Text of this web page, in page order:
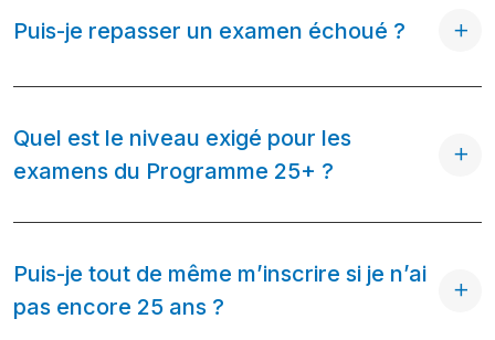
Puis-je repasser un examen échoué ?
Quel est le niveau exigé pour les
examens du Programme 25+ ?
Puis-je tout de même m’inscrire si je n’ai
pas encore 25 ans ?